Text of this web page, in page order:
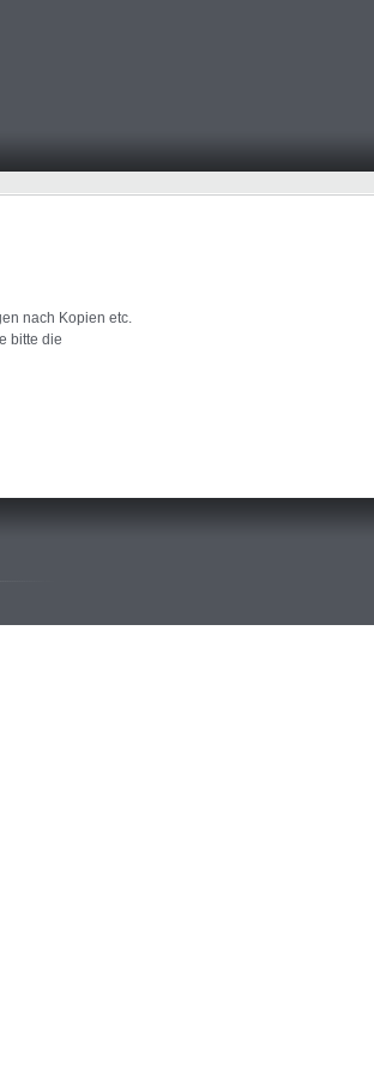
nach Kopien etc.
bitte die